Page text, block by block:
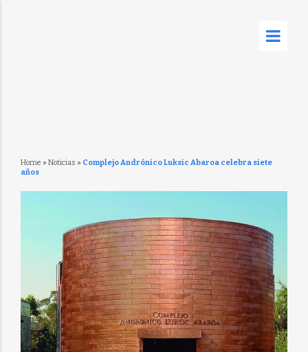
Home » Noticias » Complejo Andrónico Luksic Abaroa celebra siete
años